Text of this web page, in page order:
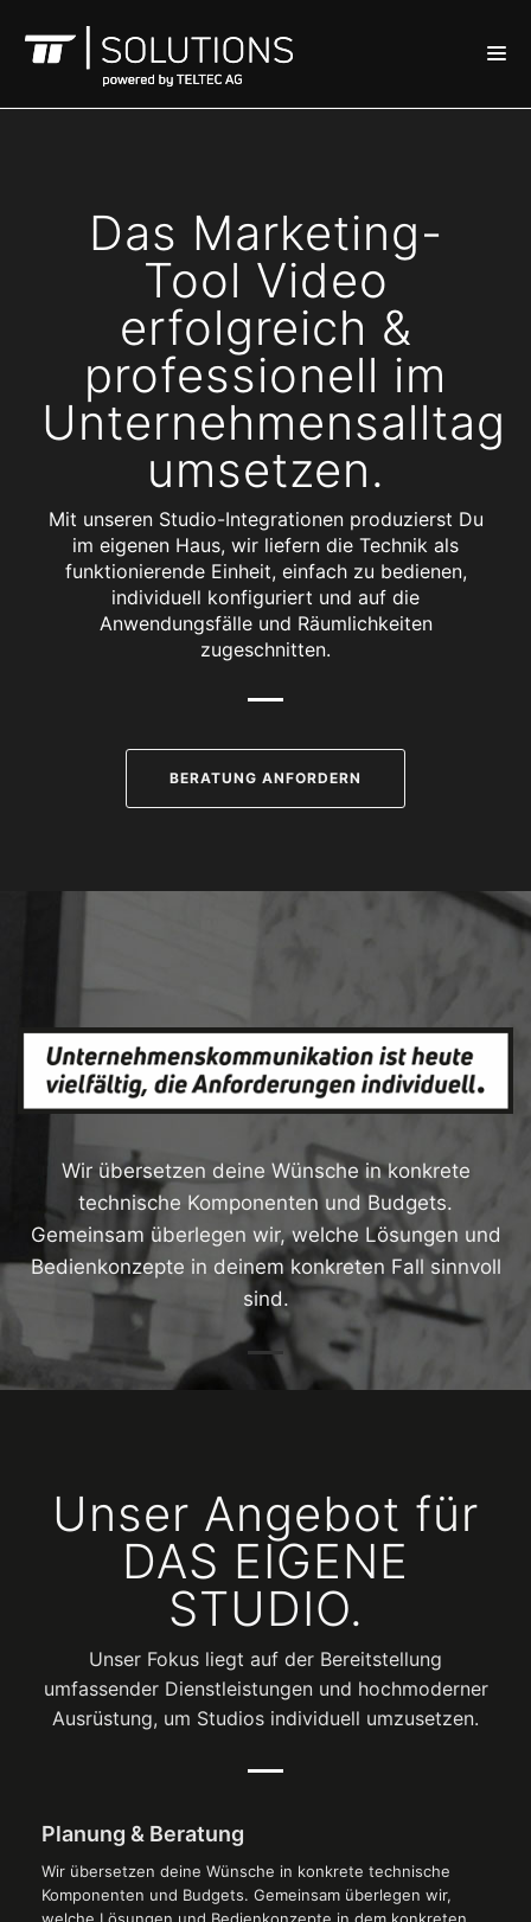
Das Marketing-
Tool Video
erfolgreich &
professionell im
Unternehmensalltag
umsetzen.
Mit unseren Studio-Integrationen produzierst Du
im eigenen Haus, wir liefern die Technik als
funktionierende Einheit, einfach zu bedienen,
individuell konfiguriert und auf die
Anwendungsfälle und Räumlichkeiten
zugeschnitten.
BERATUNG ANFORDERN
Wir übersetzen deine Wünsche in konkrete
technische Komponenten und Budgets.
Gemeinsam überlegen wir, welche Lösungen und
Bedienkonzepte in deinem konkreten Fall sinnvoll
sind.
Unser Angebot für
DAS EIGENE
STUDIO.
Unser Fokus liegt auf der Bereitstellung
umfassender Dienstleistungen und hochmoderner
Ausrüstung, um Studios individuell umzusetzen.
Planung & Beratung
Wir übersetzen deine Wünsche in konkrete technische
Komponenten und Budgets. Gemeinsam überlegen wir,
welche Lösungen und Bedienkonzepte in dem konkreten